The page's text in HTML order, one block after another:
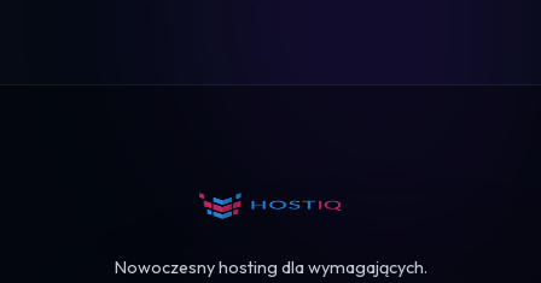
Nowoczesny hosting dla wymagających.